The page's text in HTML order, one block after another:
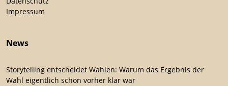
Impressum
News
Storytelling entscheidet Wahlen: Warum das Ergebnis der
Wahl eigentlich schon vorher klar war